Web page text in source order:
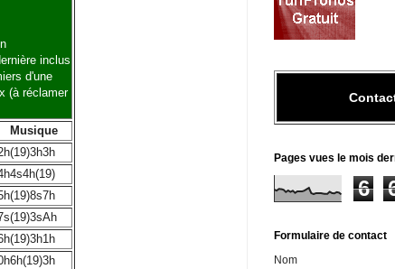
inclus
d'une
(à réclamer
Musique
Pages vues le mois
6
Formulaire de contact
Nom